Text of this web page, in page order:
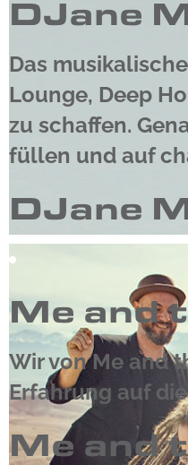
DJane
Das
Lounge, Deep
zu schaffen.
füllen und auf
DJane
Me and
Wir von Me and
Erfahrung auf
Me and